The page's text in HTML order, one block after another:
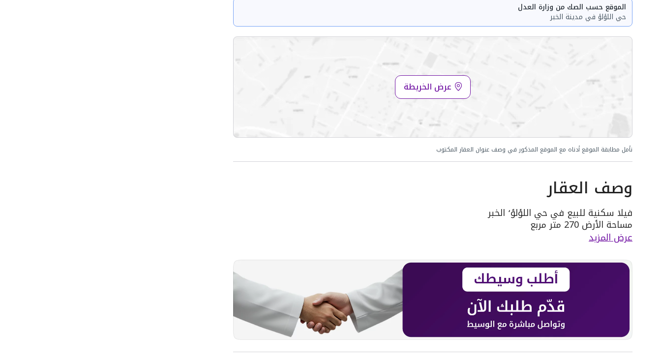
الموقع حسب الصك من وزارة العدل
حي اللؤلؤ في مدينة الخبر
عرض الخريطة
نأمل مطابقة الموقع أدناه مع الموقع المذكور في وصف عنوان العقار المكتوب
وصف العقار
فيلا سكنية للبيع في حي اللؤلؤ٬ الخبر
مساحة الأرض 270 متر مربع
يحدها 1 شارع: شرقية٬ بعرض 20 م
مكونة من: 6 غرف
واصل كهرباء
واصل مياه
عرض المزيد